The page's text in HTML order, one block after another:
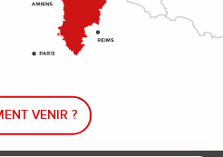
VENIR ?